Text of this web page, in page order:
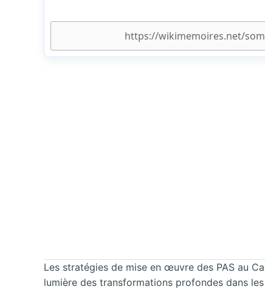
Les stratégies de mise en œuvre des PAS au
lumière des transformations profondes dans